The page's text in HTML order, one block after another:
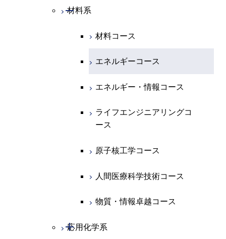
エネルギーコース
エネルギー・情報コース
エンジニアリングデザイン
コース
人間医療科学技術コース
システム制御系
システム制御コース
エンジニアリングデザイン
人間医療科学技術コース
電気電子系
電気電子コース
エネルギーコース
エネルギー・情報コース
ース
原子核工学コース
人間医療科学技術コース
物質・情報卓越コース
情報通信系
情報通信コース
エンジニアリングデザイン
ライフエンジニアリングコ
人間医療科学技術コース
経営工学コース
コース
専門科目
材料系
開閉
材料コース
エネルギーコース
エネルギー・情報コース
ライフエンジニアリングコ
ース
原子核工学コース
人間医療科学技術コース
物質・情報卓越コース
応用化学系
開閉